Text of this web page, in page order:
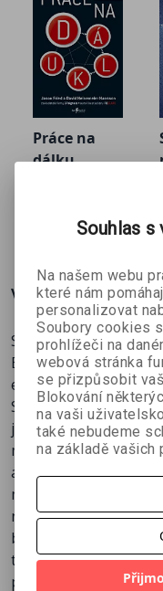
Práce na
dálku
Hansson
287 Kč 319 Kč
Více o knize
Síla introvertů ve
Být introvertem v
extrovertní, může být
Susan Cainová však
jsou nositeli
mohou nabídnout
a vítáni. Introverti
mluví, raději čtou než
nenávidí self-
brainstormují v týmu.
tiší“, ve skutečnosti
přínosů: od Van
Souhlas
Na našem webu
které nám
personalizovat
Soubory cookies
prohlížeči na
webová stránka
se přizpůsobit
Blokování
na vaši
také nebudeme
na základě vašich